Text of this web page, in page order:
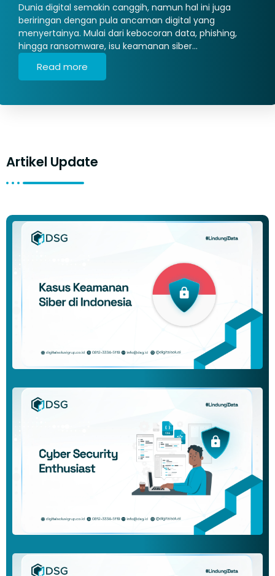
Dunia digital semakin canggih, namun hal ini juga
beriringan dengan pula ancaman digital yang
menyertainya. Mulai dari kebocoran data, phishing,
hingga ransomware, isu keamanan siber…
Read more
Artikel Update